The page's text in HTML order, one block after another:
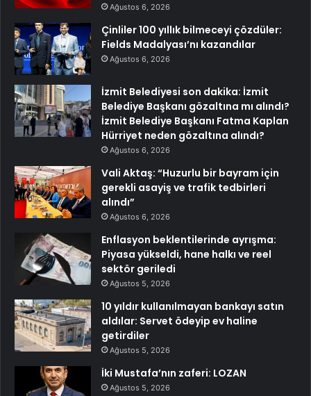
Ağustos 6, 2026
Çinliler 100 yıllık bilmeceyi çözdüler:
Fields Madalyası’nı kazandılar
Ağustos 6, 2026
İzmit Belediyesi son dakika: İzmit
Belediye Başkanı gözaltına mı alındı?
İzmit Belediye Başkanı Fatma Kaplan
Hürriyet neden gözaltına alındı?
Ağustos 6, 2026
Vali Aktaş: “Huzurlu bir bayram için
gerekli asayiş ve trafik tedbirleri
alındı”
Ağustos 6, 2026
Enflasyon beklentilerinde ayrışma:
Piyasa yükseldi, hane halkı ve reel
sektör geriledi
Ağustos 5, 2026
10 yıldır kullanılmayan bankayı satın
aldılar: Servet ödeyip ev haline
getirdiler
Ağustos 5, 2026
İki Mustafa’nın zaferi: LOZAN
Ağustos 5, 2026